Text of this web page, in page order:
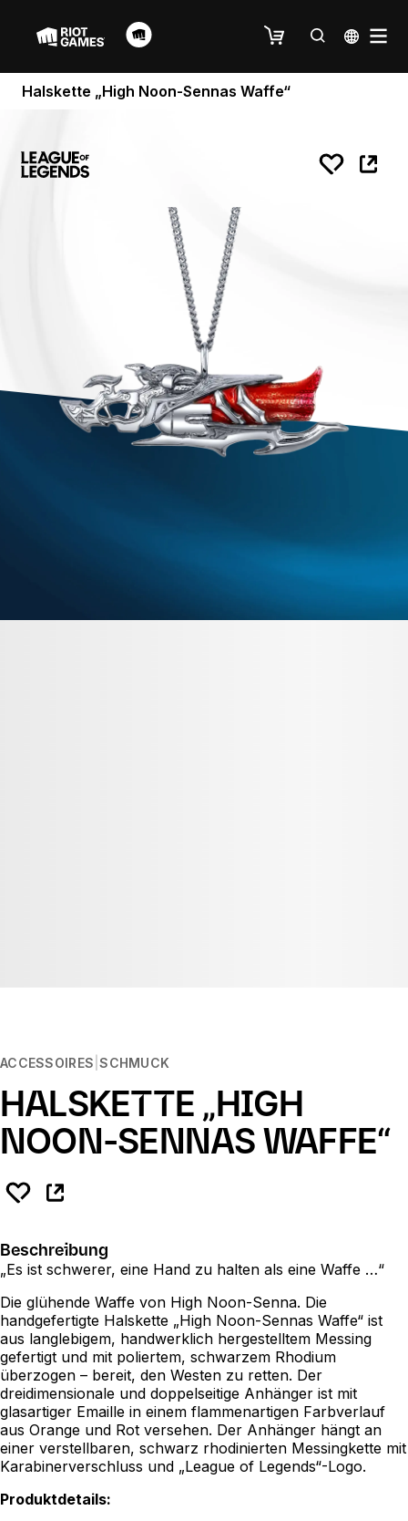
Halskette „High Noon-Sennas Waffe“
ACCESSOIRES SCHMUCK
HALSKETTE „HIGH
NOON-SENNAS WAFFE“
Beschreibung
„Es ist schwerer, eine Hand zu halten als eine Waffe …“
Die glühende Waffe von High Noon-Senna. Die
handgefertigte Halskette „High Noon-Sennas Waffe“ ist
aus langlebigem, handwerklich hergestelltem Messing
gefertigt und mit poliertem, schwarzem Rhodium
überzogen – bereit, den Westen zu retten. Der
dreidimensionale und doppelseitige Anhänger ist mit
glasartiger Emaille in einem flammenartigen Farbverlauf
aus Orange und Rot versehen. Der Anhänger hängt an
einer verstellbaren, schwarz rhodinierten Messingkette mit
Karabinerverschluss und „League of Legends“-Logo.
Produktdetails: